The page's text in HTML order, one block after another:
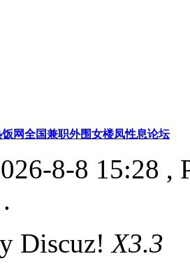
网全国兼职外围女楼凤性息论坛
8-8 15:28 ,
Discuz!X3.3